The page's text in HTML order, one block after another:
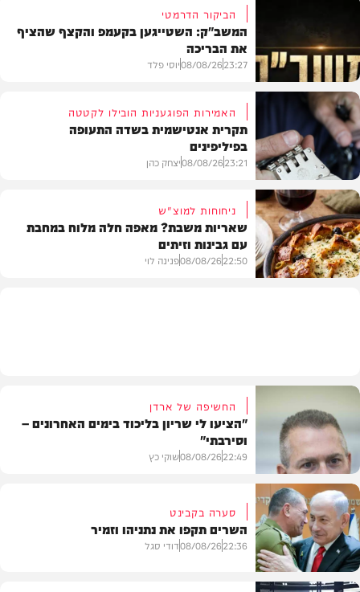
המשב"ק
הביקור הדרמטי
המשב"ק: השטייגען בקעמפ והקצף שהציף
את הבריכה
23:27
08/08/26יוסי פלד
חדשות
האמירות הפוגעניות הובילו לקטטה
תקרית אנטישמית בשדה התעופה
בפיליפינים
23:21
08/08/26יצחק כהן
ניחוחות למוצ"ש
שאריות משבת? מאפה חלה מלוח במחבת
עם גבינות וזיתים
22:50
08/08/26פנינה לוי
חדשות
החשיפה של ארדן
"הציעו לי שריון בליכוד בימים האחרונים –
וסירבתי"
22:49
08/08/26שוקי כץ
סערה בקבינט
השרים תקפו את נתניהו וזמיר
22:36
08/08/26דודי סגל